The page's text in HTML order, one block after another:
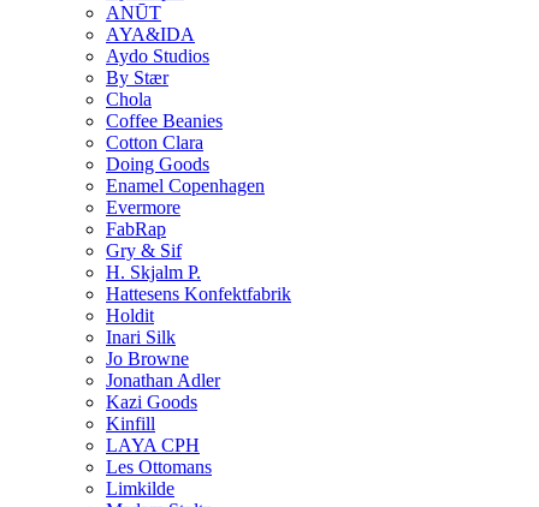
ANŪT
AYA&IDA
Aydo Studios
By Stær
Chola
Coffee Beanies
Cotton Clara
Doing Goods
Enamel Copenhagen
Evermore
FabRap
Gry & Sif
H. Skjalm P.
Hattesens Konfektfabrik
Holdit
Inari Silk
Jo Browne
Jonathan Adler
Kazi Goods
Kinfill
LAYA CPH
Les Ottomans
Limkilde